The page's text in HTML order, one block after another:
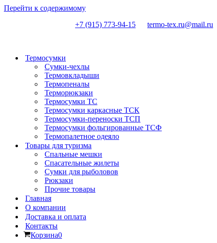
Перейти к содержимому
+7 (915) 773-94-15
termo-tex.ru@mail.ru
Термосумки
Сумки-чехлы
Термовкладыши
Термопеналы
Терморюкзаки
Термосумки ТС
Термосумки каркасные ТСК
Термосумки-переноски ТСП
Термосумки фольгированные ТСФ
Термопалетное одеяло
Товары для туризма
Спальные мешки
Спасательные жилеты
Сумки для рыболовов
Рюкзаки
Прочие товары
Главная
О компании
Доставка и оплата
Контакты
Корзина0